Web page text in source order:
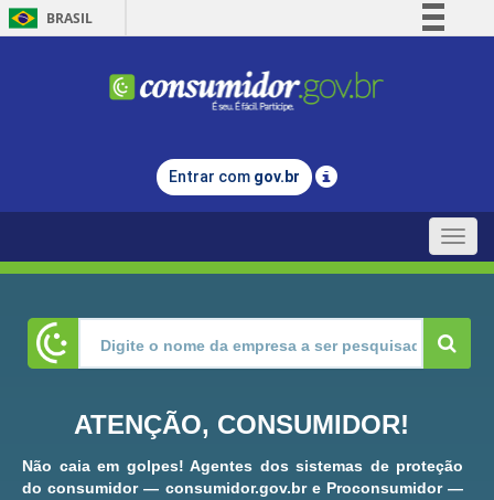
BRASIL
Comunica BR
Legislação
Entrar com gov.br
Toggle
ATENÇÃO, CONSUMIDOR!
Não caia em golpes! Agentes dos sistemas de proteção
do consumidor — consumidor.gov.br e Proconsumidor —